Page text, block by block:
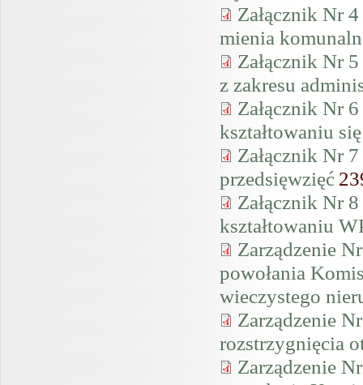
Załącznik Nr
mienia
Załącznik Nr
z zakresu
Załącznik Nr
kształtowaniu
Załącznik Nr
przedsięwzięć
Załącznik Nr
kształtowaniu
Zarządzenie
powołania
wieczystego
Zarządzenie
rozstrzygnięcia
Zarządzenie